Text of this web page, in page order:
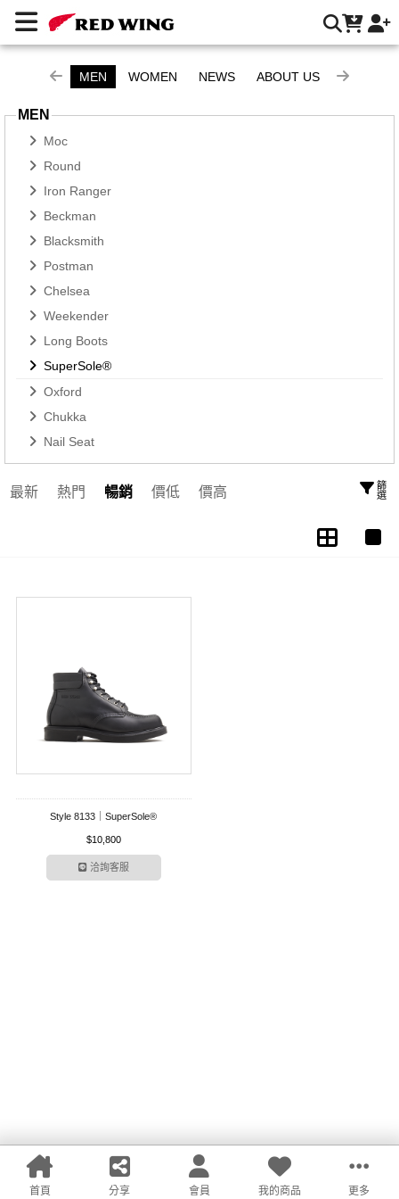
SuperSole® | Red Wing Heritage 台灣官方網站
MEN WOMEN NEWS ABOUT US
MEN
Moc
Round
Iron Ranger
Beckman
Blacksmith
Postman
Chelsea
Weekender
Long Boots
SuperSole®
Oxford
Chukka
Nail Seat
最新 熱門 暢銷 價低 價高 篩選
Style 8133｜SuperSole®
$10,800
洽詢客服
首頁 分享 會員 我的商品 更多
LINE Facebook